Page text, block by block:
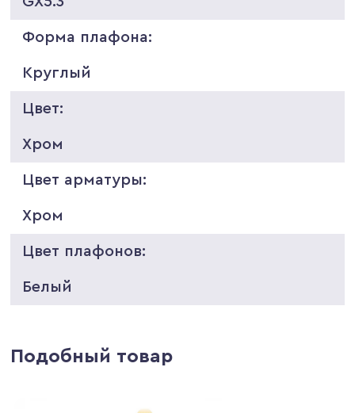
Форма плафона:
Круглый
Цвет:
Хром
Цвет арматуры:
Хром
Цвет плафонов:
Белый
Подобный товар